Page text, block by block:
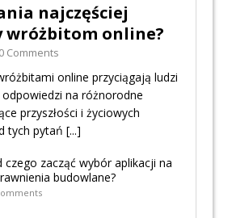
najczęściej
wróżbitom online?
Comments
online przyciągają ludzi
na różnorodne
przyszłości i życiowych
tych pytań [...]
czego zacząć wybór aplikacji na
budowlane?